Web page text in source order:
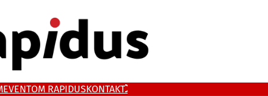
EVENTOM RAPIDUSKONTAKT